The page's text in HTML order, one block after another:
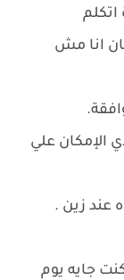
انا مش
الإمكان علي
عند زين .
جايه يوم